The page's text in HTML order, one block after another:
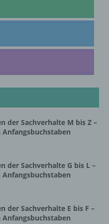
der Sachverhalte M bis Z –
der Sachverhalte G bis L –
der Sachverhalte E bis F –
mit oder ohne Hilfe
ausgeführte
das Erfassen, die
oder die
das
mit dem Ziel, ihre